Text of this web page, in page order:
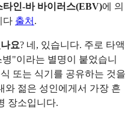
타인-바 바이러스(EBV)에 의
다 출처 .
요? 네, 있습니다. 주로 타액
"이라는 별명이 붙었습니
또는 식기를 공유하는 것을
와 젊은 성인에게서 가장 흔
장소입니다.